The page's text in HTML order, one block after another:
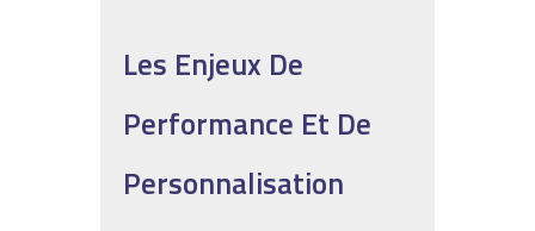
Les Enjeux De
Performance Et De
Personnalisation